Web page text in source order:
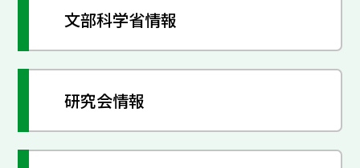
文部科学省情報
研究会情報